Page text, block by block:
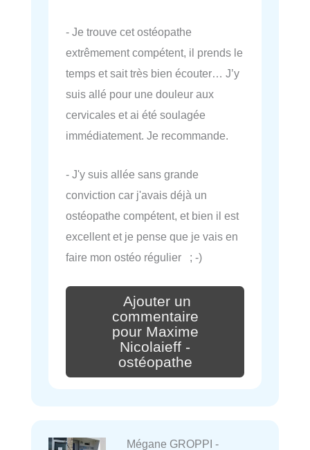
- Je trouve cet ostéopathe
extrêmement compétent, il prends le
temps et sait très bien écouter… J’y
suis allé pour une douleur aux
cervicales et ai été soulagée
immédiatement. Je recommande.
- J'y suis allée sans grande
conviction car j'avais déjà un
ostéopathe compétent, et bien il est
excellent et je pense que je vais en
faire mon ostéo régulier ; -)
Ajouter un
commentaire
pour Maxime
Nicolaieff -
ostéopathe
Mégane GROPPI -